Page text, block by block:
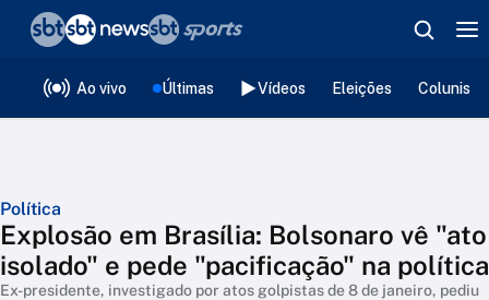
Ao vivo Últimas Vídeos Eleições
Política
Explosão em Brasília: Bolsonaro vê "ato
isolado" e pede "pacificação" na política
Ex-presidente, investigado por atos golpistas de 8 de janeiro, pediu
❮voltar
Editorias